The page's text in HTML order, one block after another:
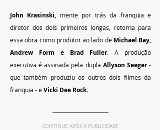
John Krasinski, mente por trás da franquia e
diretor dos dois primeiros longas, retorna para
essa obra como produtor ao lado de Michael Bay,
Andrew Form e Brad Fuller. A produção
executiva é assinada pela dupla Allyson Seeger -
que também produziu os outros dois filmes da
franquia - e Vicki Dee Rock.
CONTINUE APÓS A PUBLICIDADE